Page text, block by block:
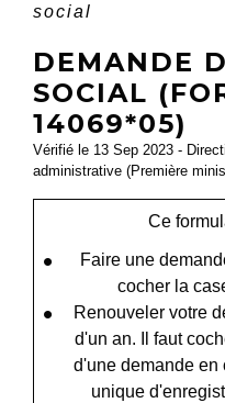
social
DEMANDE
SOCIAL
14069*05)
Vérifié le 13 Sep 2023 -
administrative (Première
Ce
Faire une
cocher la
Renouveler votre
d'un an. Il faut
d'une demande en
unique